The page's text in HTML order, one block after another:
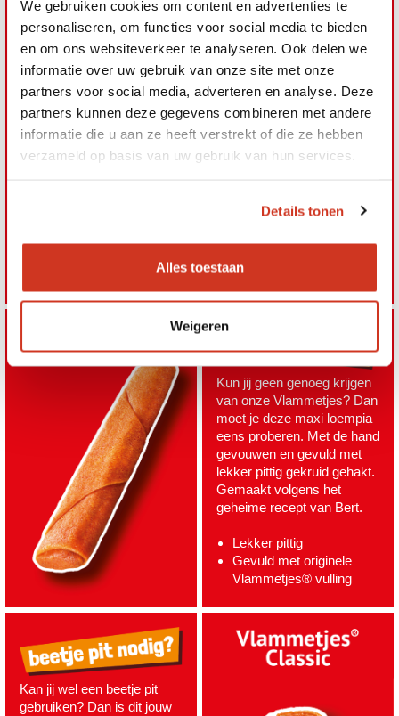
We gebruiken cookies om content en advertenties te
personaliseren, om functies voor social media te bieden
en om ons websiteverkeer te analyseren. Ook delen we
informatie over uw gebruik van onze site met onze
partners voor social media, adverteren en analyse. Deze
partners kunnen deze gegevens combineren met andere
informatie die u aan ze heeft verstrekt of die ze hebben
verzameld op basis van uw gebruik van hun services.
Details tonen
Alles toestaan
Weigeren
Van deze heerlijke pikante
VlamPijpen kun je niet
afblijven. Een krokant
gepaneerde rol naar
authentiek recept om
heerlijk lang van te
genieten. Gevuld met lekker
Lekker pittig
Kun jij geen genoeg krijgen
van onze Vlammetjes? Dan
moet je deze maxi loempia
eens proberen. Met de hand
gevouwen en gevuld met
lekker pittig gekruid gehakt.
Gemaakt volgens het
geheime recept van Bert.
Lekker pittig
Gevuld met originele
Vlammetjes® vulling
Kan jij wel een beetje pit
gebruiken? Dan is dit jouw